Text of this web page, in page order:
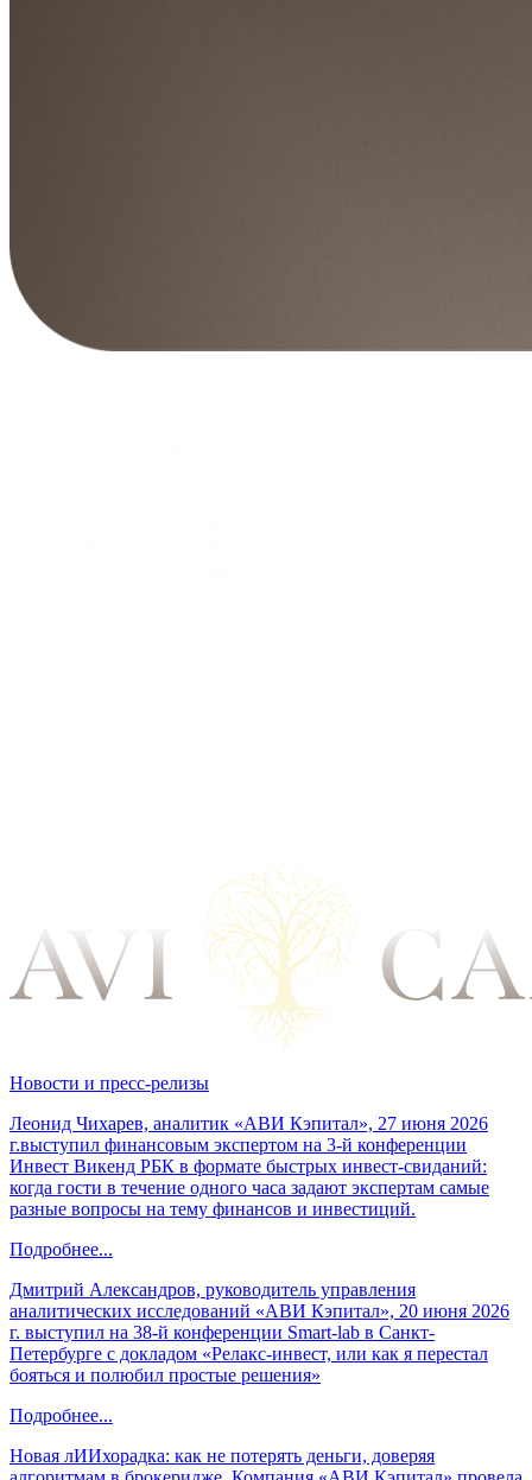
Новости и пресс-релизы
Леонид Чихарев, аналитик «АВИ Кэпитал», 27 июня 2026
г.выступил финансовым экспертом на 3-й конференции
Инвест Викенд РБК в формате быстрых инвест-свиданий:
когда гости в течение одного часа задают экспертам самые
разные вопросы на тему финансов и инвестиций.
Подробнее...
Дмитрий Александров, руководитель управления
аналитических исследований «АВИ Кэпитал», 20 июня 2026
г. выступил на 38-й конференции Smart-lab в Санкт-
Петербурге с докладом «Релакс-инвест, или как я перестал
бояться и полюбил простые решения»
Подробнее...
Новая лИИхорадка: как не потерять деньги, доверяя